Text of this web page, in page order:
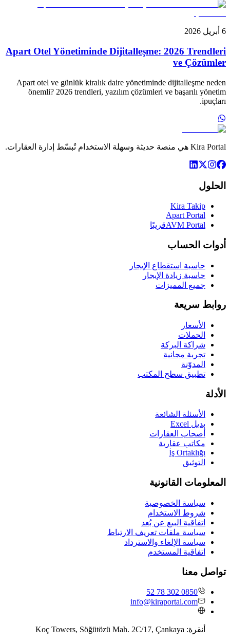
6 أبريل 2026
Apart Otel Yönetiminde Dijitalleşme: 2026 Trendleri
ve Çözümler
Apart otel ve günlük kiralık daire yönetiminde dijitalleşme neden
önemli? 2026 trendleri, yazılım çözümleri ve başarılı yönetim
ipuçları.
Kira Portal هي منصة حديثة وسهلة الاستخدام تُبسّط إدارة العقارات.
الحلول
Kira Takip
Apart Portal
AVM Portalقريبًا
أدوات الحساب
حاسبة استقطاع الإيجار
حاسبة زيادة الإيجار
جميع المميزات
روابط سريعة
الأسعار
الحملات
شراكة البركة
تجربة مجانية
المدوّنة
تطبيق سطح المكتب
الأدلة
الأسئلة الشائعة
بديل Excel
أصحاب العقارات
مكاتب عقارية
İş Ortaklığı
التوثيق
المعلومات القانونية
سياسة الخصوصية
شروط الاستخدام
اتفاقية البيع عن بُعد
سياسة ملفات تعريف الارتباط
سياسة الإلغاء والاسترداد
اتفاقية المستخدم
تواصل معنا
0850 302 78 52
info@kiraportal.com
أنقرة: Koç Towers, Söğütözü Mah. 2C/17, Çankaya